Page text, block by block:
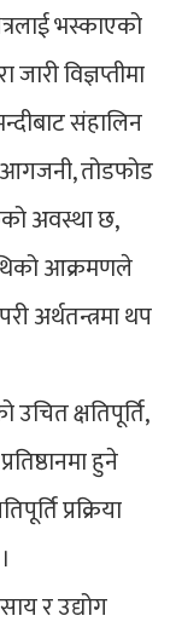
भस्काएको
विज्ञप्तीमा
संहालिन
तोडफोड
अवस्था छ,
आक्रमणले
अर्थतन्त्रमा थप
क्षतिपूर्ति,
हुने
प्रक्रिया
र उद्योग